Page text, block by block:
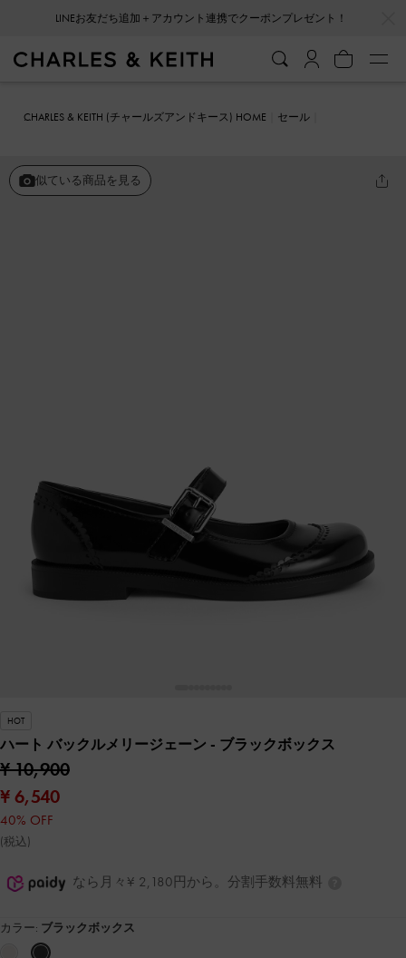
LINEお友だち追加＋アカウント連携でクーポンプレゼント！
CHARLES & KEITH (チャールズアンドキース) HOME
セール
似ている商品を見る
HOT
ハート バックルメリージェーン - ブラックボックス
¥ 10,900
¥ 6,540
40% OFF
(税込)
なら月々¥ 2,180円から。分割手数料無料
カラー: ブラックボックス